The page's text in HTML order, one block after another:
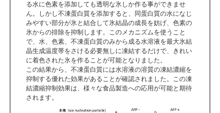
る水に色素を添加しても透明な氷しか作る事ができませ
ん。しかし不凍蛋白質を添加すると、同蛋白質の水になじ
みやすい部分が氷と結合して氷結晶の成長を妨げ、色素の
氷からの排除を抑制します。このメカニズムを使うこと
で、水、色素、不凍蛋白質のみから成る水溶液を最大氷結
晶生成温度帯をさける必要無しに凍結するだけで、きれい
に着色された氷を作ることが可能となりました。
この結果から、不凍蛋白質には水溶液の溶質の凍結濃縮を
抑制する優れた効果があることが確認されました。この凍
結濃縮抑制効果は、様々な食品製造への応用が可能と期待
されます。